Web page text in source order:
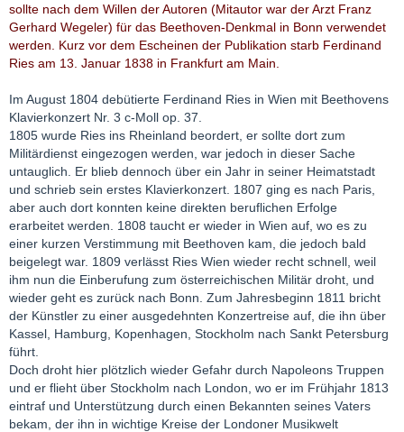
sollte nach dem Willen der Autoren (Mitautor war der Arzt Franz
Gerhard Wegeler) für das Beethoven-Denkmal in Bonn verwendet
werden. Kurz vor dem Escheinen der Publikation starb Ferdinand
Ries am 13. Januar 1838 in Frankfurt am Main.
Im August 1804 debütierte Ferdinand Ries in Wien mit Beethovens
Klavierkonzert Nr. 3 c-Moll op. 37.
1805 wurde Ries ins Rheinland beordert, er sollte dort zum
Militärdienst eingezogen werden, war jedoch in dieser Sache
untauglich. Er blieb dennoch über ein Jahr in seiner Heimatstadt
und schrieb sein erstes Klavierkonzert. 1807 ging es nach Paris,
aber auch dort konnten keine direkten beruflichen Erfolge
erarbeitet werden. 1808 taucht er wieder in Wien auf, wo es zu
einer kurzen Verstimmung mit Beethoven kam, die jedoch bald
beigelegt war. 1809 verlässt Ries Wien wieder recht schnell, weil
ihm nun die Einberufung zum österreichischen Militär droht, und
wieder geht es zurück nach Bonn. Zum Jahresbeginn 1811 bricht
der Künstler zu einer ausgedehnten Konzertreise auf, die ihn über
Kassel, Hamburg, Kopenhagen, Stockholm nach Sankt Petersburg
führt.
Doch droht hier plötzlich wieder Gefahr durch Napoleons Truppen
und er flieht über Stockholm nach London, wo er im Frühjahr 1813
eintraf und Unterstützung durch einen Bekannten seines Vaters
bekam, der ihn in wichtige Kreise der Londoner Musikwelt